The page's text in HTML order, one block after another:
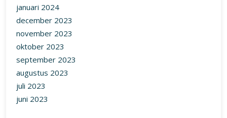
januari 2024
december 2023
november 2023
oktober 2023
september 2023
augustus 2023
juli 2023
juni 2023